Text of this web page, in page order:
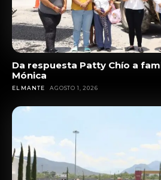
Da respuesta Patty Chío a
Mónica
EL MANTE AGOSTO 1, 2026